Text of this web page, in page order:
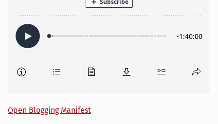
Open Blogging Manifest